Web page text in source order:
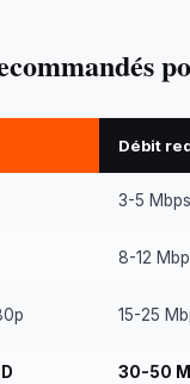
Débit
3-5 Mbps
8-12
15-25
30-50